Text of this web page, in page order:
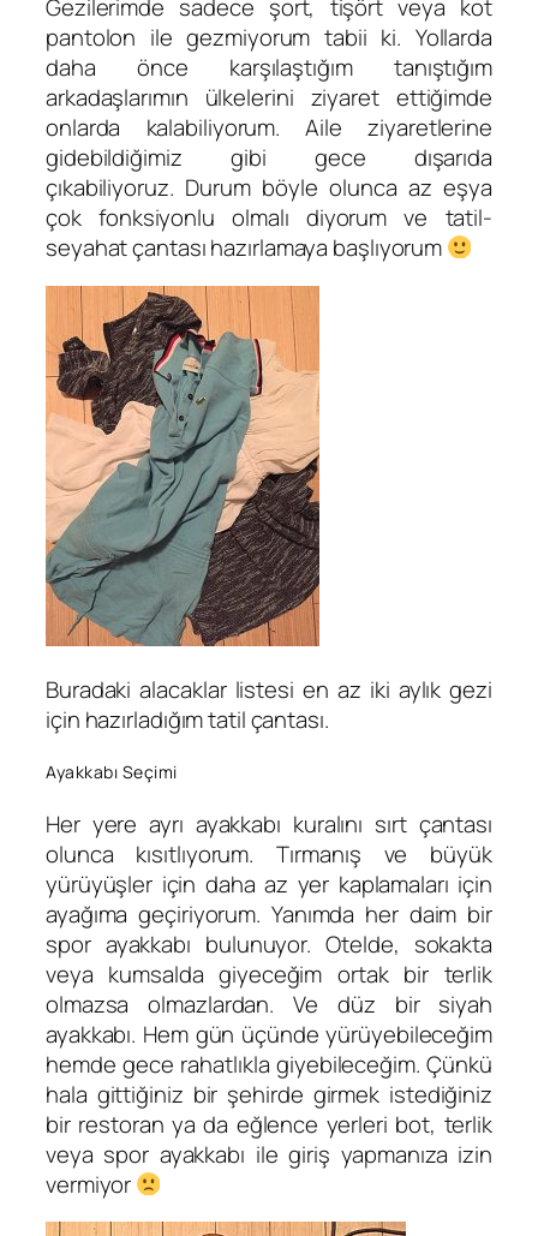
Gezilerimde sadece şort, tişört veya kot
pantolon ile gezmiyorum tabii ki. Yollarda
daha önce karşılaştığım tanıştığım
arkadaşlarımın ülkelerini ziyaret ettiğimde
onlarda kalabiliyorum. Aile ziyaretlerine
gidebildiğimiz gibi gece dışarıda
çıkabiliyoruz. Durum böyle olunca az eşya
çok fonksiyonlu olmalı diyorum ve tatil-
seyahat çantası hazırlamaya başlıyorum
Buradaki alacaklar listesi en az iki aylık gezi
için hazırladığım tatil çantası.
Ayakkabı Seçimi
Her yere ayrı ayakkabı kuralını sırt çantası
olunca kısıtlıyorum. Tırmanış ve büyük
yürüyüşler için daha az yer kaplamaları için
ayağıma geçiriyorum. Yanımda her daim bir
spor ayakkabı bulunuyor. Otelde, sokakta
veya kumsalda giyeceğim ortak bir terlik
olmazsa olmazlardan. Ve düz bir siyah
ayakkabı. Hem gün üçünde yürüyebileceğim
hemde gece rahatlıkla giyebileceğim. Çünkü
hala gittiğiniz bir şehirde girmek istediğiniz
bir restoran ya da eğlence yerleri bot, terlik
veya spor ayakkabı ile giriş yapmanıza izin
vermiyor